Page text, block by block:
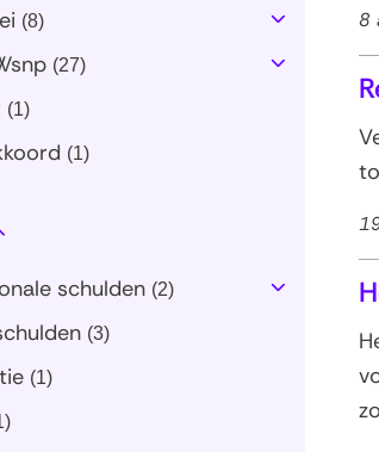
(8)
Toon
(27)
Toon
(1)
(1)
schulden (2)
Toon
(3)
(1)
)
8